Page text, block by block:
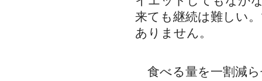
来ても継続は難しい
ありません。
食べる量を一割減